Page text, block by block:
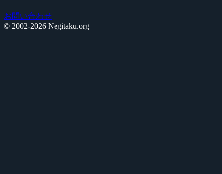
お問い合わせ
© 2002-2026 Negitaku.org